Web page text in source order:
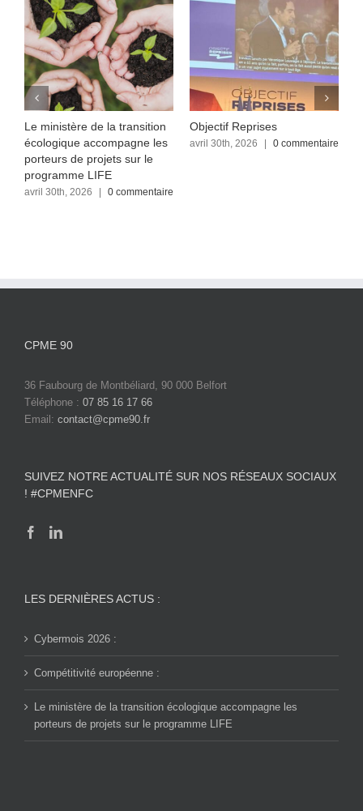
Le ministère de la transition
écologique accompagne les
porteurs de projets sur le
programme LIFE
avril 30th, 2026 0 commentaire
Objectif Reprises
avril 30th, 2026 0 commentaire
CPME 90
36 Faubourg de Montbéliard, 90 000 Belfort
Téléphone : 07 85 16 17 66
Email: contact@cpme90.fr
SUIVEZ NOTRE ACTUALITÉ SUR NOS RÉSEAUX SOCIAUX
! #CPMENFC
LES DERNIÈRES ACTUS :
Cybermois 2026 :
Compétitivité européenne :
Le ministère de la transition écologique accompagne les
porteurs de projets sur le programme LIFE